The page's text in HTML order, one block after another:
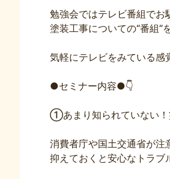
勉強会ではテレビ番組でお
塗装工事についての“番組”
気軽にテレビをみている感
●セミナー内容●👇
①あまり知られていない！
消費者庁や国土交通省が注
抑えておくと安心なトラ